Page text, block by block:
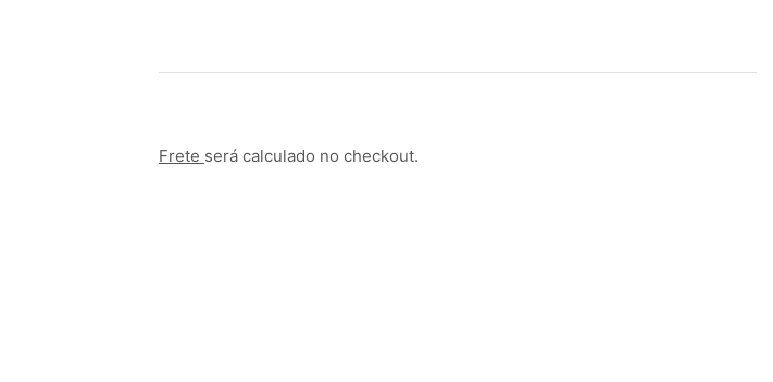
Frete será calculado no checkout.